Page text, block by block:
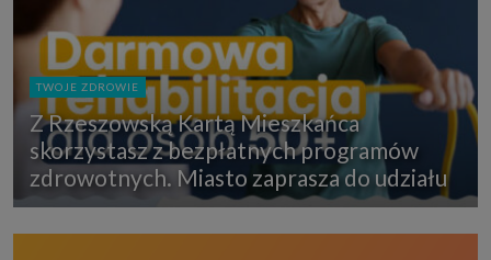
TWOJE ZDROWIE
Z Rzeszowską Kartą Mieszkańca
skorzystasz z bezpłatnych programów
zdrowotnych. Miasto zaprasza do udziału